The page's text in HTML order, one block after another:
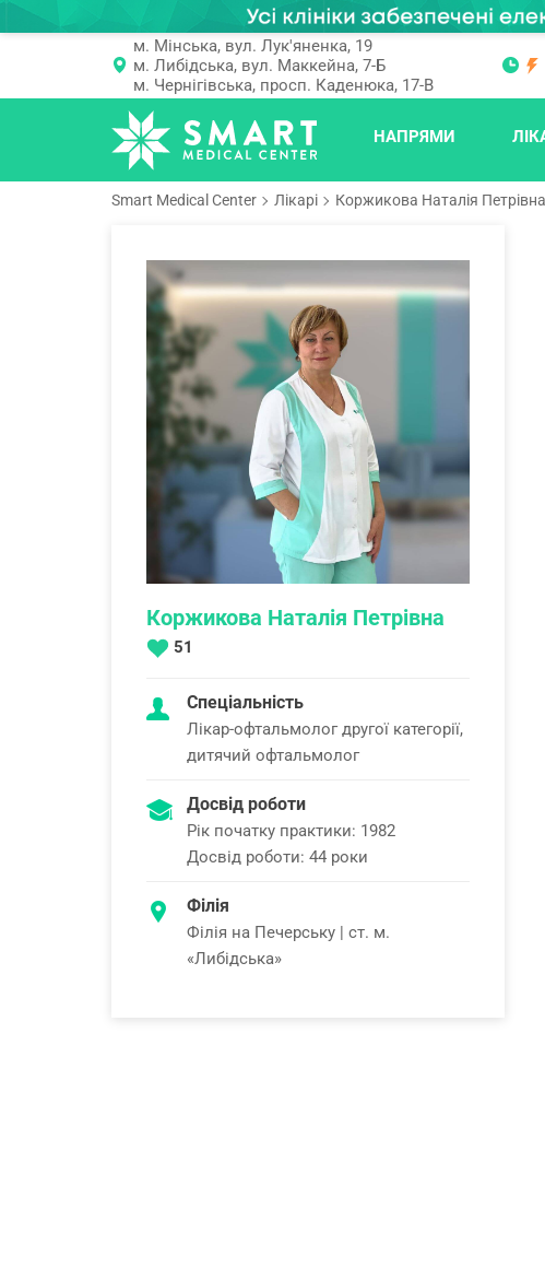
м. Мінська, вул. Лук'яненка, 19
м. Либідська, вул. Маккейна, 7-Б
м. Чернігівська, просп. Каденюка, 17-В
НАПРЯМИ
Smart Medical Center Лікарі Коржикова Наталія Петрівна
Коржикова Наталія Петрівна
51
Спеціальність
Лікар-офтальмолог другої категорії,
дитячий офтальмолог
Досвід роботи
Рік початку практики: 1982
Досвід роботи: 44 роки
Філія
Філія на Печерську | ст. м.
«Либідська»